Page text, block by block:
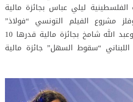
الفلسطينية ليلي عباس بجائزة مالية
وفلز مشروع الفيلم التونسي “فولاذ”
للمخرجين مهدي هميلي وعبد الله شامخ بجائزة مالية قدرها 10
“سقوط السهل” جائزة مالية